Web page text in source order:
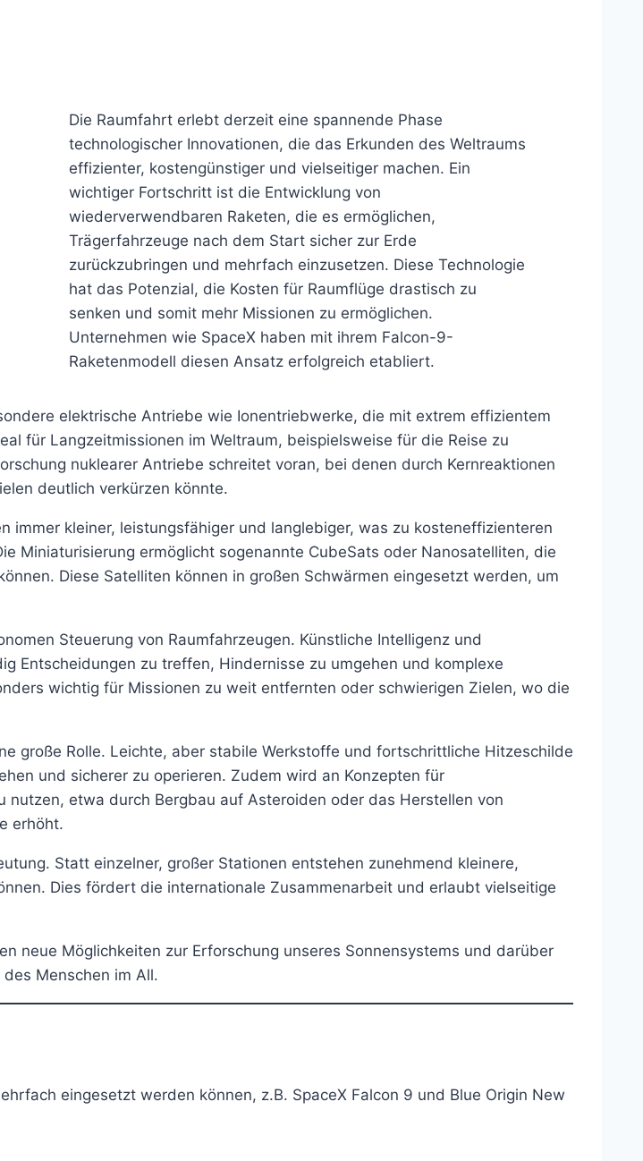
Die Raumfahrt erlebt derzeit eine spannende Phase
technologischer Innovationen, die das Erkunden des Weltraums
effizienter, kostengünstiger und vielseitiger machen. Ein
wichtiger Fortschritt ist die Entwicklung von
wiederverwendbaren Raketen, die es ermöglichen,
Trägerfahrzeuge nach dem Start sicher zur Erde
zurückzubringen und mehrfach einzusetzen. Diese Technologie
hat das Potenzial, die Kosten für Raumflüge drastisch zu
senken und somit mehr Missionen zu ermöglichen.
Unternehmen wie SpaceX haben mit ihrem Falcon-9-
Raketenmodell diesen Ansatz erfolgreich etabliert.
elektrische Antriebe wie Ionentriebwerke, die mit extrem effizientem
für Langzeitmissionen im Weltraum, beispielsweise für die Reise zu
nuklearer Antriebe schreitet voran, bei denen durch Kernreaktionen
deutlich verkürzen könnte.
kleiner, leistungsfähiger und langlebiger, was zu kosteneffizienteren
Miniaturisierung ermöglicht sogenannte CubeSats oder Nanosatelliten, die
Diese Satelliten können in großen Schwärmen eingesetzt werden, um
Steuerung von Raumfahrzeugen. Künstliche Intelligenz und
Entscheidungen zu treffen, Hindernisse zu umgehen und komplexe
wichtig für Missionen zu weit entfernten oder schwierigen Zielen, wo die
große Rolle. Leichte, aber stabile Werkstoffe und fortschrittliche Hitzeschilde
und sicherer zu operieren. Zudem wird an Konzepten für
etwa durch Bergbau auf Asteroiden oder das Herstellen von
erhöht.
Statt einzelner, großer Stationen entstehen zunehmend kleinere,
Dies fördert die internationale Zusammenarbeit und erlaubt vielseitige
neue Möglichkeiten zur Erforschung unseres Sonnensystems und darüber
Menschen im All.
eingesetzt werden können, z.B. SpaceX Falcon 9 und Blue Origin New